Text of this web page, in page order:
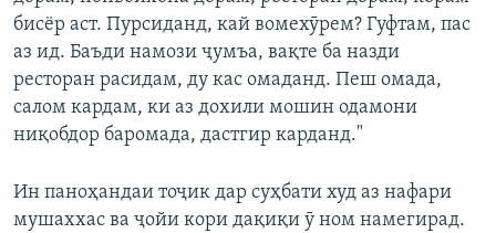
бисёр аст. Пурсиданд, кай вомехӯрем? Гуфтам, пас
аз ид. Баъди намози ҷумъа, вақте ба назди
ресторан расидам, ду кас омаданд. Пеш омада,
салом кардам, ки аз дохили мошин одамони
ниқобдор баромада, дастгир карданд."
Ин паноҳандаи тоҷик дар суҳбати худ аз нафари
мушаххас ва ҷойи кори дақиқи ӯ ном намегирад.